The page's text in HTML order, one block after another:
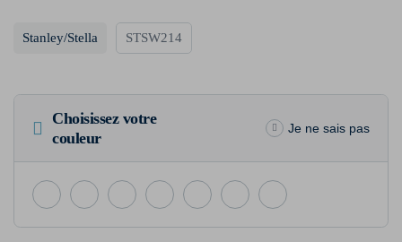
Stanley/Stella STSW214
Choisissez votre
couleur
Je ne sais pas